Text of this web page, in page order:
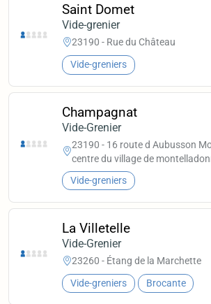
Saint Domet
Vide-grenier
23190 - Rue du Château
Vide-greniers
Champagnat
Vide-Grenier
23190 - 16 route d Aubusson
centre du village de
Vide-greniers
La Villetelle
Vide-Grenier
23260 - Étang de la Marchette
Vide-greniers Brocante